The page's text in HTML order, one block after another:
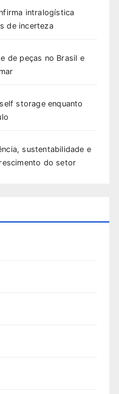
intralogística
de incerteza
de peças no Brasil e
storage enquanto
sustentabilidade e
do setor